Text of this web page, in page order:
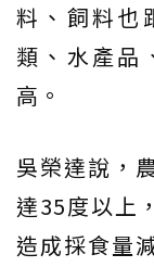
料、飼料也
類、水產品
高。
吳榮達說，
達35度以上
造成採食量